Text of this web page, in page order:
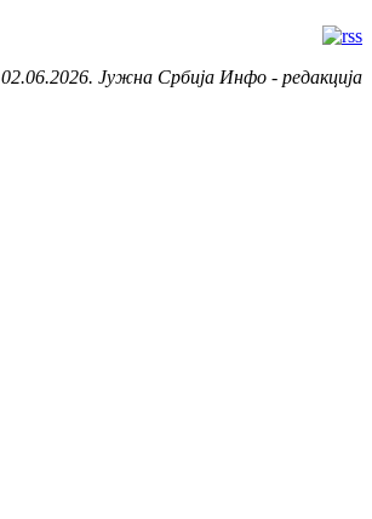
02.06.2026. Јужна Србија Инфо - редакција